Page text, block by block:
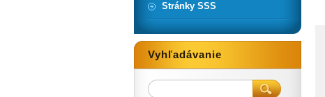
Stránky SSS
Vyhľadávanie